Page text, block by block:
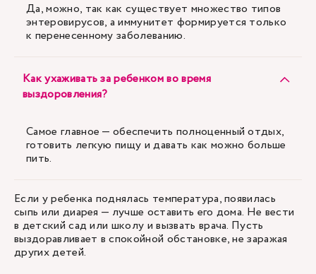
Да, можно, так как существует множество типов
энтеровирусов, а иммунитет формируется только
к перенесенному заболеванию.
Как ухаживать за ребенком во время
выздоровления?
Самое главное — обеспечить полноценный отдых,
готовить легкую пищу и давать как можно больше
пить.
Если у ребенка поднялась температура, появилась
сыпь или диарея — лучше оставить его дома. Не вести
в детский сад или школу и вызвать врача. Пусть
выздоравливает в спокойной обстановке, не заражая
других детей.